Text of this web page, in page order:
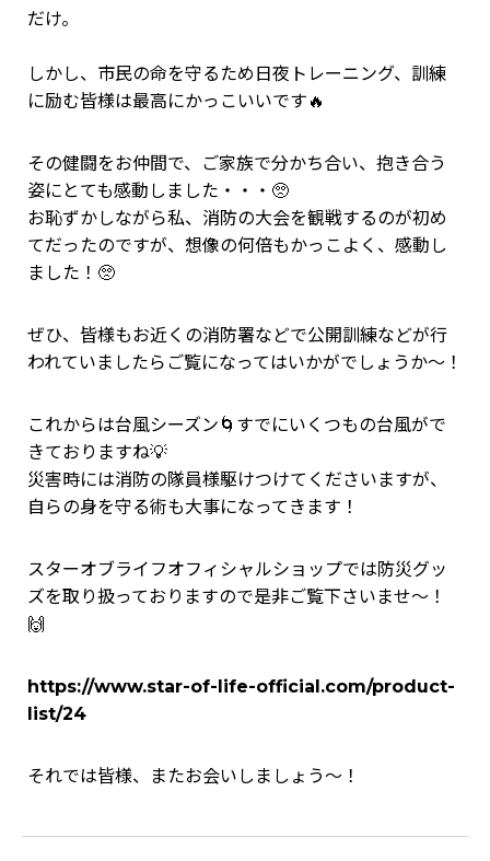
だけ。
しかし、市民の命を守るため日夜トレーニング、訓練
に励む皆様は最高にかっこいいです🔥
その健闘をお仲間で、ご家族で分かち合い、抱き合う
姿にとても感動しました・・・🥺
お恥ずかしながら私、消防の大会を観戦するのが初め
てだったのですが、想像の何倍もかっこよく、感動し
ました！🥺
ぜひ、皆様もお近くの消防署などで公開訓練などが行
われていましたらご覧になってはいかがでしょうか～！
これからは台風シーズン🌀すでにいくつもの台風がで
きておりますね💡
災害時には消防の隊員様駆けつけてくださいますが、
自らの身を守る術も大事になってきます！
スターオブライフオフィシャルショップでは防災グッ
ズを取り扱っておりますので是非ご覧下さいませ～！
🙌
https://www.star-of-life-official.com/product-
list/24
それでは皆様、またお会いしましょう～！